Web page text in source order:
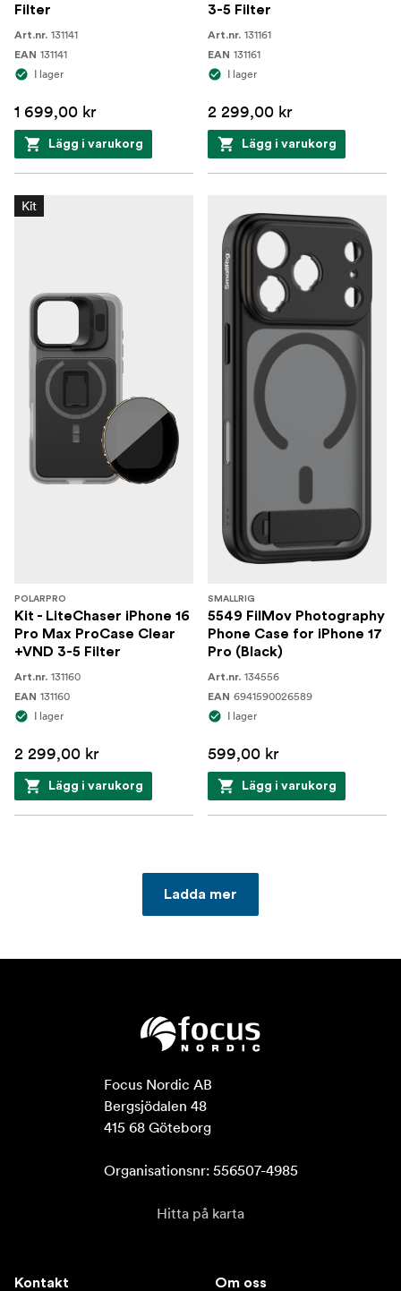
Filter
Art.nr. 131141
EAN 131141
I lager
1 699,00 kr
Lägg i varukorg
3-5 Filter
Art.nr. 131161
EAN 131161
I lager
2 299,00 kr
Lägg i varukorg
Kit
POLARPRO
Kit - LiteChaser iPhone 16
Pro Max ProCase Clear
+VND 3-5 Filter
Art.nr. 131160
EAN 131160
I lager
2 299,00 kr
Lägg i varukorg
SMALLRIG
5549 FilMov Photography
Phone Case for iPhone 17
Pro (Black)
Art.nr. 134556
EAN 6941590026589
I lager
599,00 kr
Lägg i varukorg
Ladda mer
Focus Nordic AB
Bergsjödalen 48
415 68 Göteborg
Organisationsnr: 556507-4985
Hitta på karta
Kontakt Om oss